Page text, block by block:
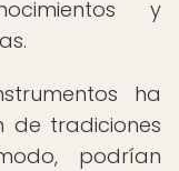
y
ha
de tradiciones
podrían